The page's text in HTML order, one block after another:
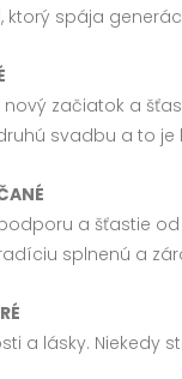
ktorý spája
nový začiatok a
svadbu a to je
a šťastie
splnenú a
a lásky. Niekedy